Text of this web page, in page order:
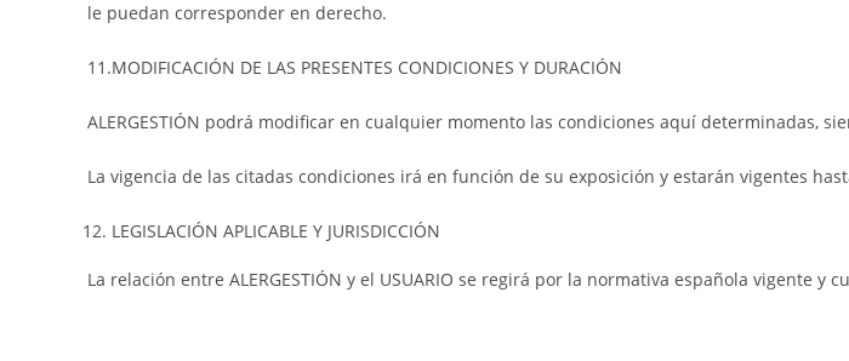
le puedan corresponder en derecho.
11.MODIFICACIÓN DE LAS PRESENTES CONDICIONES Y DURACIÓN
ALERGESTIÓN podrá modificar en cualquier momento las condiciones aquí determinadas,
La vigencia de las citadas condiciones irá en función de su exposición y estarán vigentes
LEGISLACIÓN APLICABLE Y JURISDICCIÓN
La relación entre ALERGESTIÓN y el USUARIO se regirá por la normativa española vigente